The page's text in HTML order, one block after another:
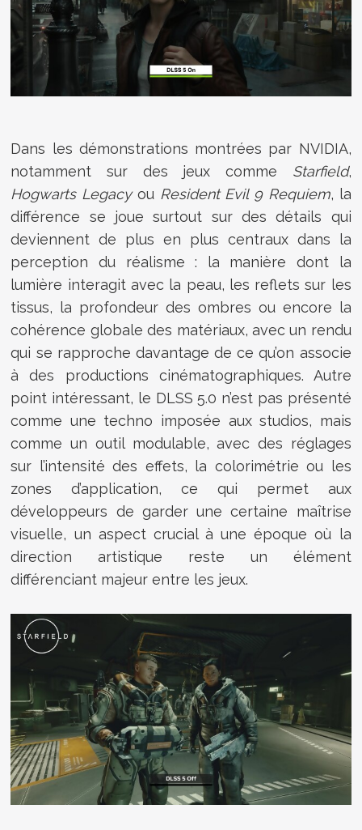
Dans les démonstrations montrées par NVIDIA,
notamment sur des jeux comme Starfield,
Hogwarts Legacyou Resident Evil 9 Requiem, la
différence se joue surtout sur des détails qui
deviennent de plus en plus centraux dans la
perception du réalisme : la manière dont la
lumière interagit avec la peau, les reflets sur les
tissus, la profondeur des ombres ou encore la
cohérence globale des matériaux, avec un rendu
qui se rapproche davantage de ce qu’on associe
à des productions cinématographiques. Autre
point intéressant, le DLSS 5.0 n’est pas présenté
comme une techno imposée aux studios, mais
comme un outil modulable, avec des réglages
sur l’intensité des effets, la colorimétrie ou les
zones d’application, ce qui permet aux
développeurs de garder une certaine maîtrise
visuelle, un aspect crucial à une époque où la
direction artistique reste un élément
différenciant majeur entre les jeux.